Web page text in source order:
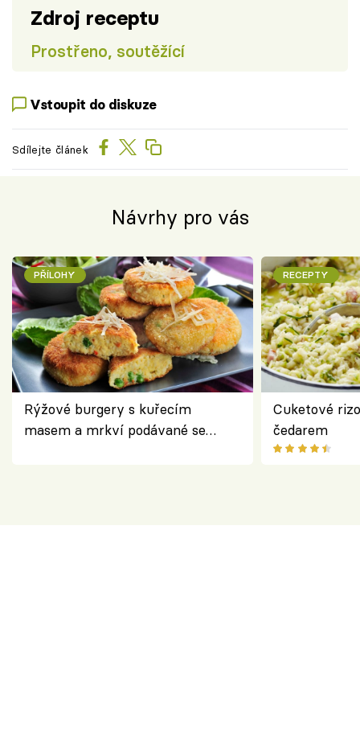
Zdroj receptu
Prostřeno, soutěžící
Vstoupit do diskuze
Sdílejte článek
Návrhy pro vás
PŘÍLOHY
Rýžové burgery s kuřecím
masem a mrkví podávané se
RECEPTY
Cuketové
čedarem